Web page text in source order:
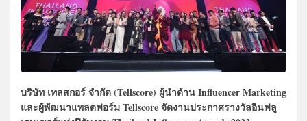
บริษัท เทลสกอร์ จำกัด (Tellscore) ผู้นำด้าน Influencer Marketing
และผู้พัฒนาแพลตฟอร์ม Tellscore จัดงานประกาศรางวัลอินฟลู